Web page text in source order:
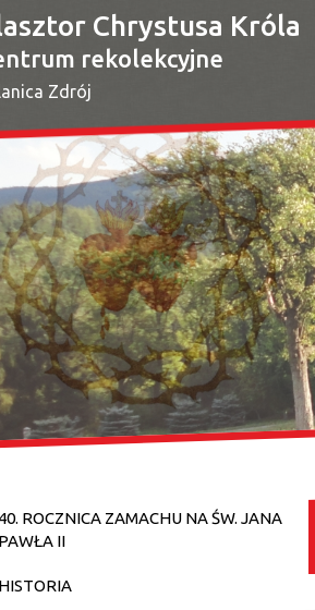
Chrystusa Króla
rekolekcyjne
Zdrój
40. ROCZNICA ZAMACHU NA ŚW. JANA
PAWŁA II
HISTORIA
LUT
2023
MAR KWI